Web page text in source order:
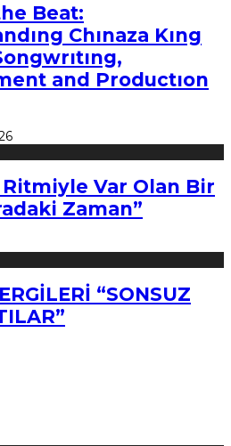
Beat:
Chınaza Kıng
and Productıon
Ritmiyle Var Olan Bir
Zaman”
“SONSUZ